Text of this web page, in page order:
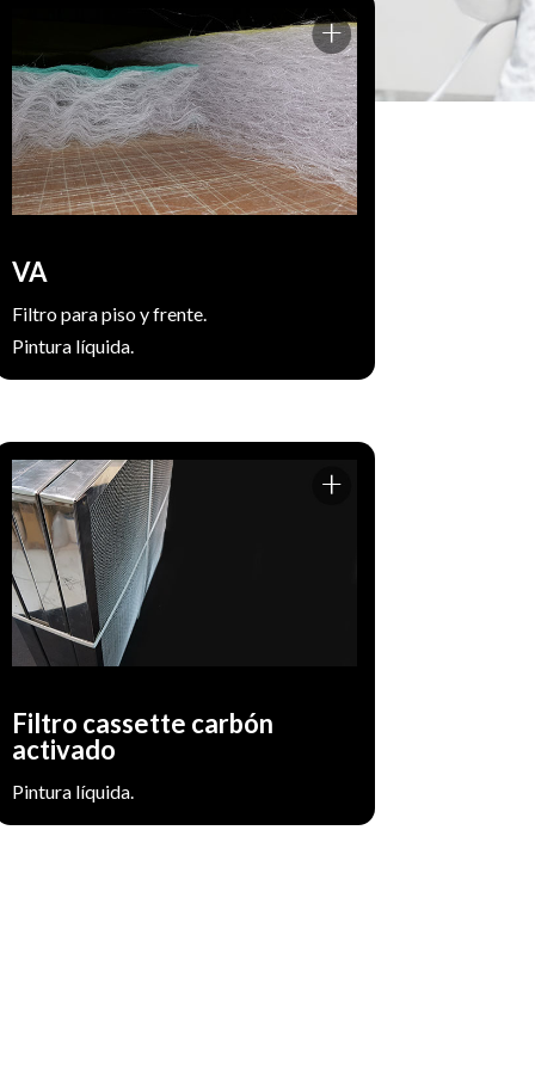
VA
Filtro para piso y frente.
Pintura líquida.
Manta de fibra de vidrio para la retención
de pintura en la salida de aire.
Rollo de 2x20m. Espesores: 50, 70 y 100
mm.
Se utiliza en el piso de la cabina de pintura
para retener partículas de spray de
Filtro cassette carbón
activado
Pintura líquida.
Fabricado con un marco de lámina
galvanizada, malla metálica y tela de
poliéster impregnado en carbón activado.
Retiene pintura en polvo y elimina olores.
Utilizado a la salida de aire de la cabina de